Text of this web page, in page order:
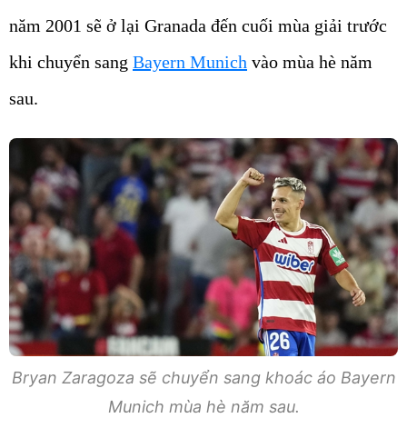
năm 2001 sẽ ở lại Granada đến cuối mùa giải trước
khi chuyển sang Bayern Munich vào mùa hè năm
sau.
Bryan Zaragoza sẽ chuyển sang khoác áo Bayern
Munich mùa hè năm sau.